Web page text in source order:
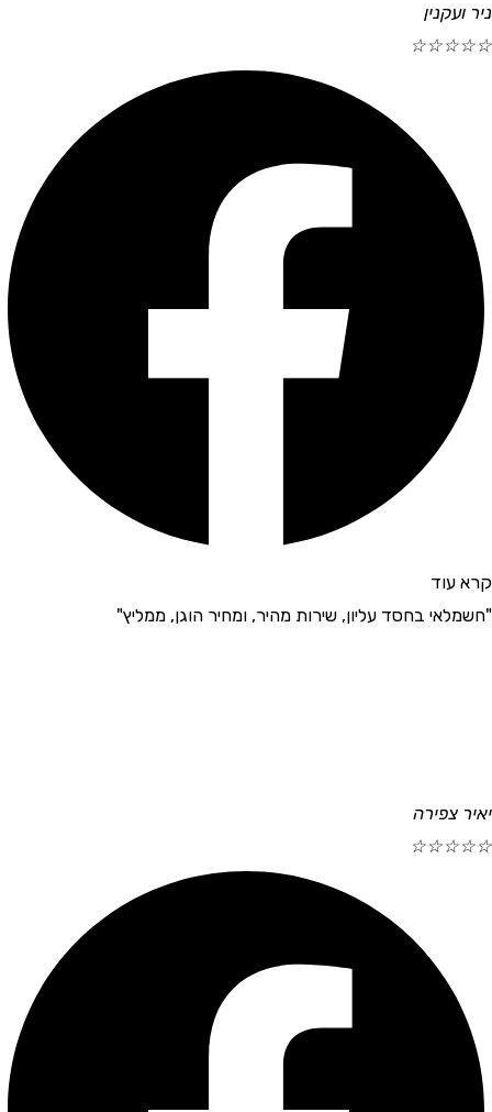
ניר ועקנין
☆
☆
☆
☆
☆
קרא עוד
"חשמלאי בחסד עליון, שירות מהיר, ומחיר הוגן, ממליץ"
יאיר צפירה
☆
☆
☆
☆
☆